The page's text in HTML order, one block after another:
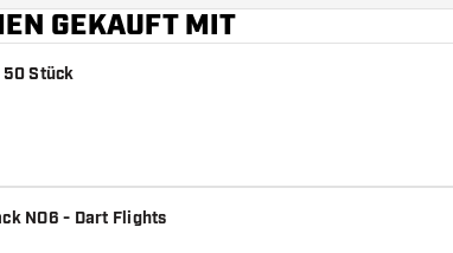
GEKAUFT MIT
Stück
NO6 - Dart Flights